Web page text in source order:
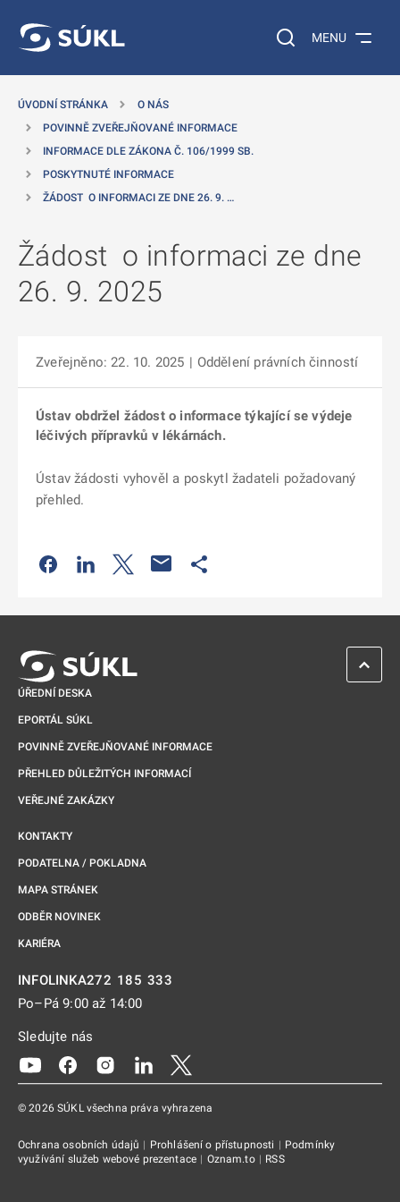
Vyhledávání na
MENU
ÚVODNÍ STRÁNKA
O NÁS
POVINNĚ ZVEŘEJŇOVANÉ INFORMACE
INFORMACE DLE ZÁKONA Č. 106/1999 SB.
POSKYTNUTÉ INFORMACE
ŽÁDOST O INFORMACI ZE DNE 26. 9. …
Žádost o informaci ze dne
26. 9. 2025
Zveřejněno: 22. 10. 2025 | Oddělení právních činností
Ústav obdržel žádost o informace týkající se výdeje
léčivých přípravků v lékárnách.
Ústav žádosti vyhověl a poskytl žadateli požadovaný
přehled.
Odkaz se otevře na nové kartě
Odkaz se otevře na nové kartě
Odkaz se otevře na nové kartě
ÚŘEDNÍ DESKA
EPORTÁL SÚKL
POVINNĚ ZVEŘEJŇOVANÉ INFORMACE
PŘEHLED DŮLEŽITÝCH INFORMACÍ
VEŘEJNÉ ZAKÁZKY
KONTAKTY
PODATELNA / POKLADNA
MAPA STRÁNEK
ODBĚR NOVINEK
KARIÉRA
INFOLINKA272 185 333
Po–Pá 9:00 až 14:00
Sledujte nás
Odkaz se otevře na nové kartě
Odkaz se otevře na nové kartě
Odkaz se otevře na nové kartě
Odkaz se otevře na nové kartě
© 2026 SÚKL všechna práva vyhrazena
Ochrana osobních údajů | Prohlášení o přístupnosti | Podmínky
využívání služeb webové prezentace | Oznam.to | RSS
ZPĚT